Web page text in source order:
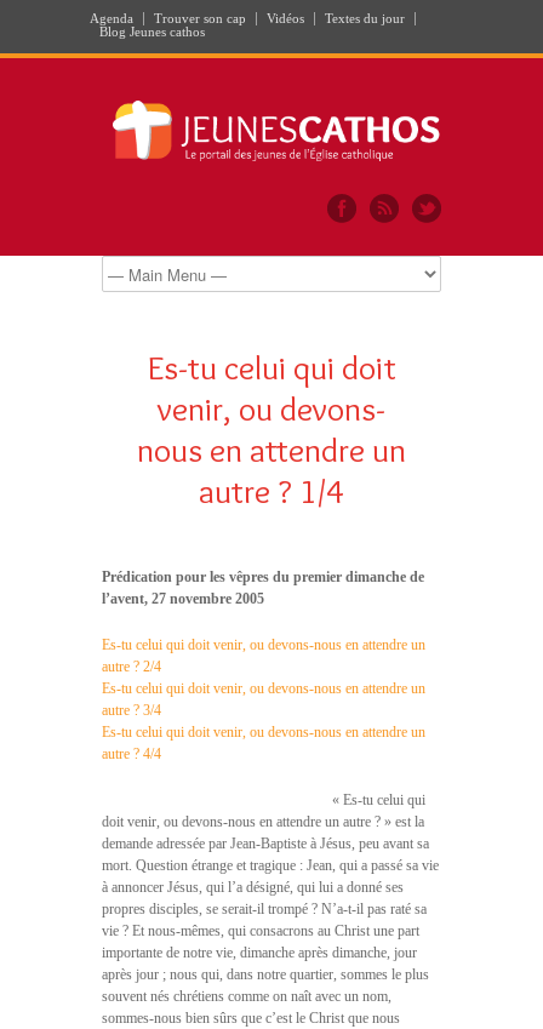
Agenda Trouver son cap Vidéos
Textes du jour
Blog Jeunes cathos
Es-tu celui qui doit
venir, ou devons-
nous en attendre un
autre ? 1/4
Prédication pour les vêpres du premier dimanche de
l’avent, 27 novembre 2005
Es-tu celui qui doit venir, ou devons-nous en attendre un
autre ? 2/4
Es-tu celui qui doit venir, ou devons-nous en attendre un
autre ? 3/4
Es-tu celui qui doit venir, ou devons-nous en attendre un
autre ? 4/4
« Es-tu celui qui
doit venir, ou devons-nous en attendre un autre ? » est la
demande adressée par Jean-Baptiste à Jésus, peu avant sa
mort. Question étrange et tragique : Jean, qui a passé sa vie
à annoncer Jésus, qui l’a désigné, qui lui a donné ses
propres disciples, se serait-il trompé ? N’a-t-il pas raté sa
vie ? Et nous-mêmes, qui consacrons au Christ une part
importante de notre vie, dimanche après dimanche, jour
après jour ; nous qui, dans notre quartier, sommes le plus
souvent nés chrétiens comme on naît avec un nom,
sommes-nous bien sûrs que c’est le Christ que nous